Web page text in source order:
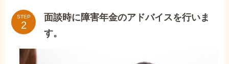
STEP
面談時に障害年金のアドバイスを行いま
す。